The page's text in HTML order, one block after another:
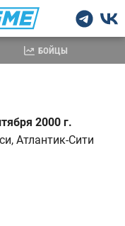
2000 г.
Атлантик-Сити
БОЙЦЫ